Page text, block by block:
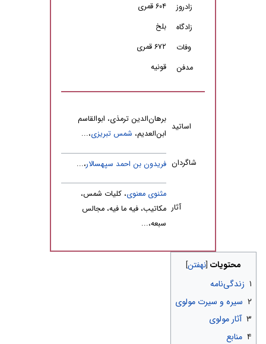
زادروز
۶۰۴ قمری
زادگاه
بلخ
وفات
۶۷۲ قمری
مدفن
قونیه
اساتید
برهان‌الدین ترمذی، ابو‌القاسم
ابن‌العدیم، شمس تبریزی،...
شاگردان فریدون بن احمد سپهسالار،...
آثار
مثنوی معنوی، کلیات شمس،
مکاتیب، فیه ما فیه، مجالس
سبعه،...
محتویات
۱ زندگی‌نامه
۲ سیره و سیرت مولوی
۳ آثار مولوی
۴ منابع